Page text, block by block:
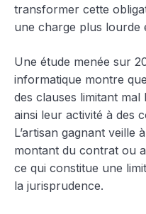
transformer cette
une charge plus lourde
Une étude menée sur
informatique montre
des clauses limitant
ainsi leur activité à des
L’artisan gagnant veille
montant du contrat ou
ce qui constitue une
la jurisprudence.